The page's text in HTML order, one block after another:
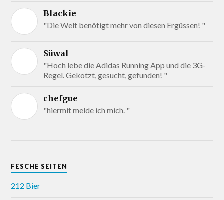
Blackie
"Die Welt benötigt mehr von diesen Ergüssen! "
Süwal
"Hoch lebe die Adidas Running App und die 3G-
Regel. Gekotzt, gesucht, gefunden! "
chefgue
"hiermit melde ich mich. "
FESCHE SEITEN
212 Bier